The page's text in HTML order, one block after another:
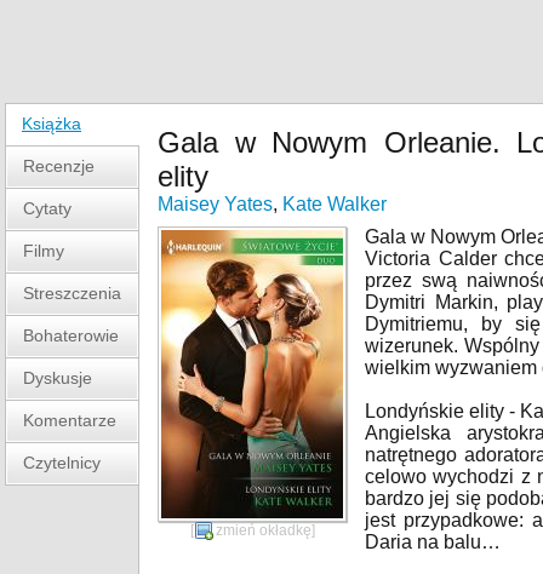
Książka
Recenzje
Cytaty
Filmy
Streszczenia
Bohaterowie
Dyskusje
Komentarze
Czytelnicy
Gala w Nowym Orleanie.
elity
Maisey Yates, Kate Walker
[ zmień okładkę]
Gala w Nowym
Victoria Calder
przez swą
Dymitri Markin,
Dymitriemu, by
wizerunek.
wielkim
Londyńskie elity -
Angielska
natrętnego
celowo wychodzi z
bardzo jej się
jest przypadkowe:
Daria na balu…